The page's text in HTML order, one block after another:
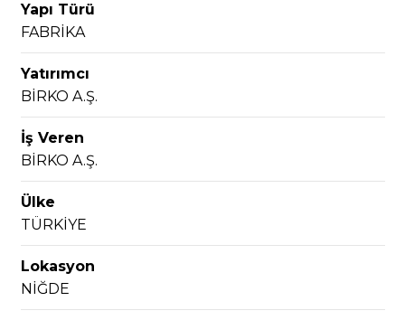
Yapı Türü
FABRİKA
Yatırımcı
BİRKO A.Ş.
İş Veren
BİRKO A.Ş.
Ülke
TÜRKİYE
Lokasyon
NİĞDE